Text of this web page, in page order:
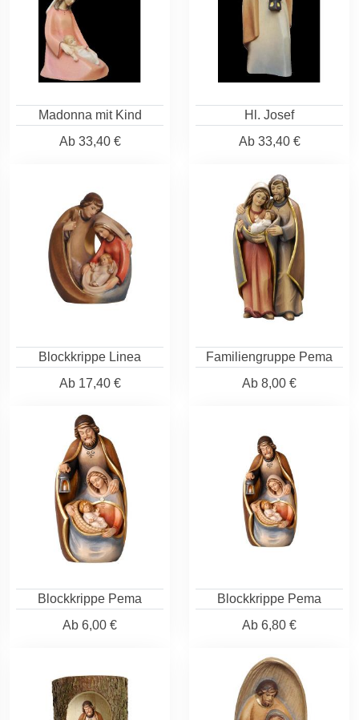
Madonna mit Kind
Ab33,40 €
Hl. Josef
Ab33,40 €
Blockkrippe Linea
Ab17,40 €
Familiengruppe Pema
Ab 8,00 €
Blockkrippe Pema
Ab 6,00 €
Blockkrippe Pema
Ab 6,80 €